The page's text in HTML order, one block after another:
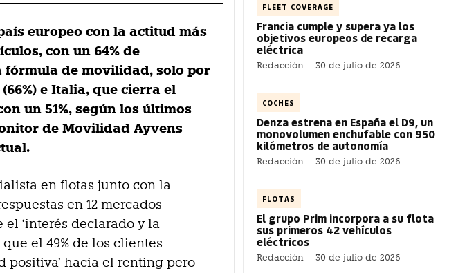
europeo con la actitud más
con un 64% de
fórmula de movilidad, solo por
e Italia, que cierra el
un 51%, según los últimos
de Movilidad Ayvens
en flotas junto con la
en 12 mercados
‘interés declarado y la
el 49% de los clientes
positiva’ hacia el renting pero
FLEET COVERAGE
Francia cumple y supera ya los
objetivos europeos de recarga
eléctrica
Redacción - 30 de julio de 2026
COCHES
Denza estrena en España el D9, un
monovolumen enchufable con 950
kilómetros de autonomía
Redacción - 30 de julio de 2026
FLOTAS
El grupo Prim incorpora a su flota
sus primeros 42 vehículos
eléctricos
Redacción - 30 de julio de 2026